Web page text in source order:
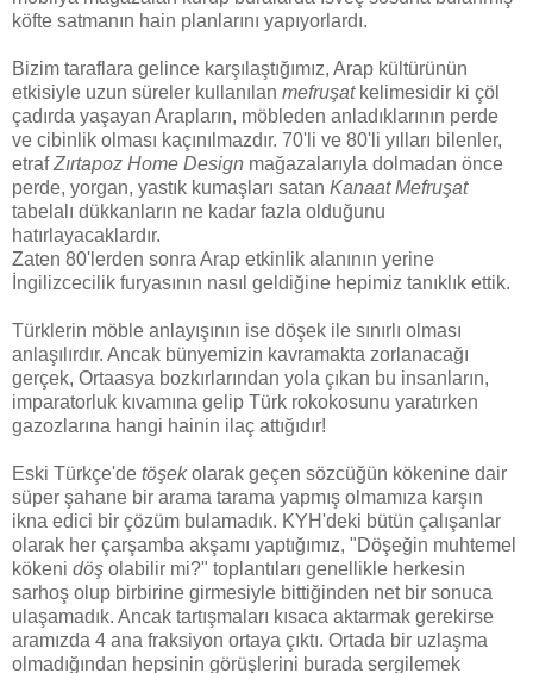
köfte satmanın hain planlarını yapıyorlardı.
Bizim taraflara gelince karşılaştığımız, Arap kültürünün
etkisiyle uzun süreler kullanılan mefruşatkelimesidir ki çöl
çadırda yaşayan Arapların, möbleden anladıklarının perde
ve cibinlik olması kaçınılmazdır. 70'li ve 80'li yılları bilenler,
etrafZırtapoz Home Design mağazalarıyla dolmadan önce
perde, yorgan, yastık kumaşları satan Kanaat Mefruşat
tabelalı dükkanların ne kadar fazla olduğunu
hatırlayacaklardır.
Zaten 80'lerden sonra Arap etkinlik alanının yerine
İngilizcecilik furyasının nasıl geldiğine hepimiz tanıklık ettik.
Türklerin möble anlayışının ise döşek ile sınırlı olması
anlaşılırdır. Ancak bünyemizin kavramakta zorlanacağı
gerçek, Ortaasya bozkırlarından yola çıkan bu insanların,
imparatorluk kıvamına gelip Türk rokokosunu yaratırken
gazozlarına hangi hainin ilaç attığıdır!
Eski Türkçe'de töşekolarak geçen sözcüğün kökenine dair
süper şahane bir arama tarama yapmış olmamıza karşın
ikna edici bir çözüm bulamadık. KYH'deki bütün çalışanlar
olarak her çarşamba akşamı yaptığımız, "Döşeğin muhtemel
kökeni döş olabilir mi?" toplantıları genellikle herkesin
sarhoş olup birbirine girmesiyle bittiğinden net bir sonuca
ulaşamadık. Ancak tartışmaları kısaca aktarmak gerekirse
aramızda 4 ana fraksiyon ortaya çıktı. Ortada bir uzlaşma
olmadığından hepsinin görüşlerini burada sergilemek